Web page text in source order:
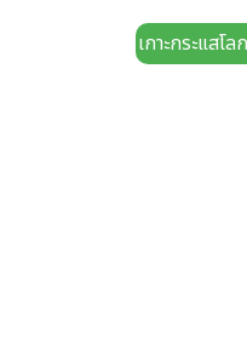
เกาะกระแสโ